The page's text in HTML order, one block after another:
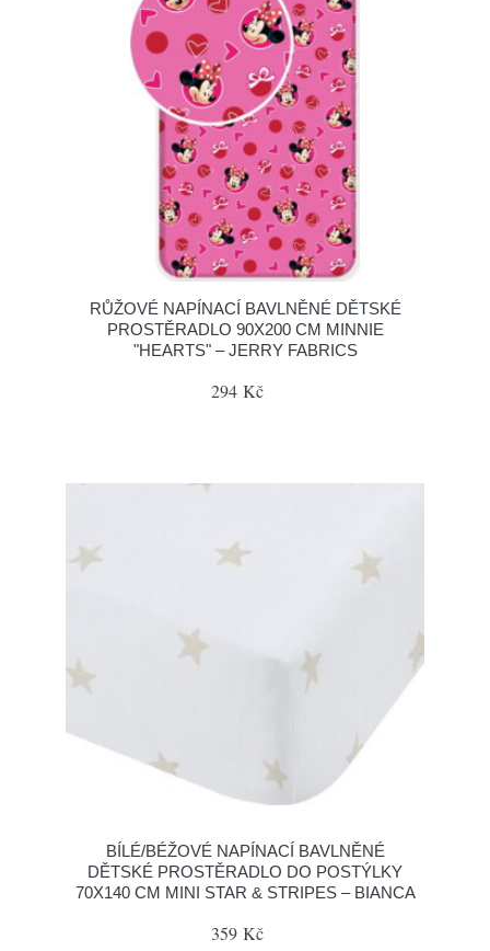
RŮŽOVÉ NAPÍNACÍ BAVLNĚNÉ DĚTSKÉ
PROSTĚRADLO 90X200 CM MINNIE
"HEARTS" – JERRY FABRICS
294 Kč
BÍLÉ/BÉŽOVÉ NAPÍNACÍ BAVLNĚNÉ
DĚTSKÉ PROSTĚRADLO DO POSTÝLKY
70X140 CM MINI STAR & STRIPES – BIANCA
359 Kč